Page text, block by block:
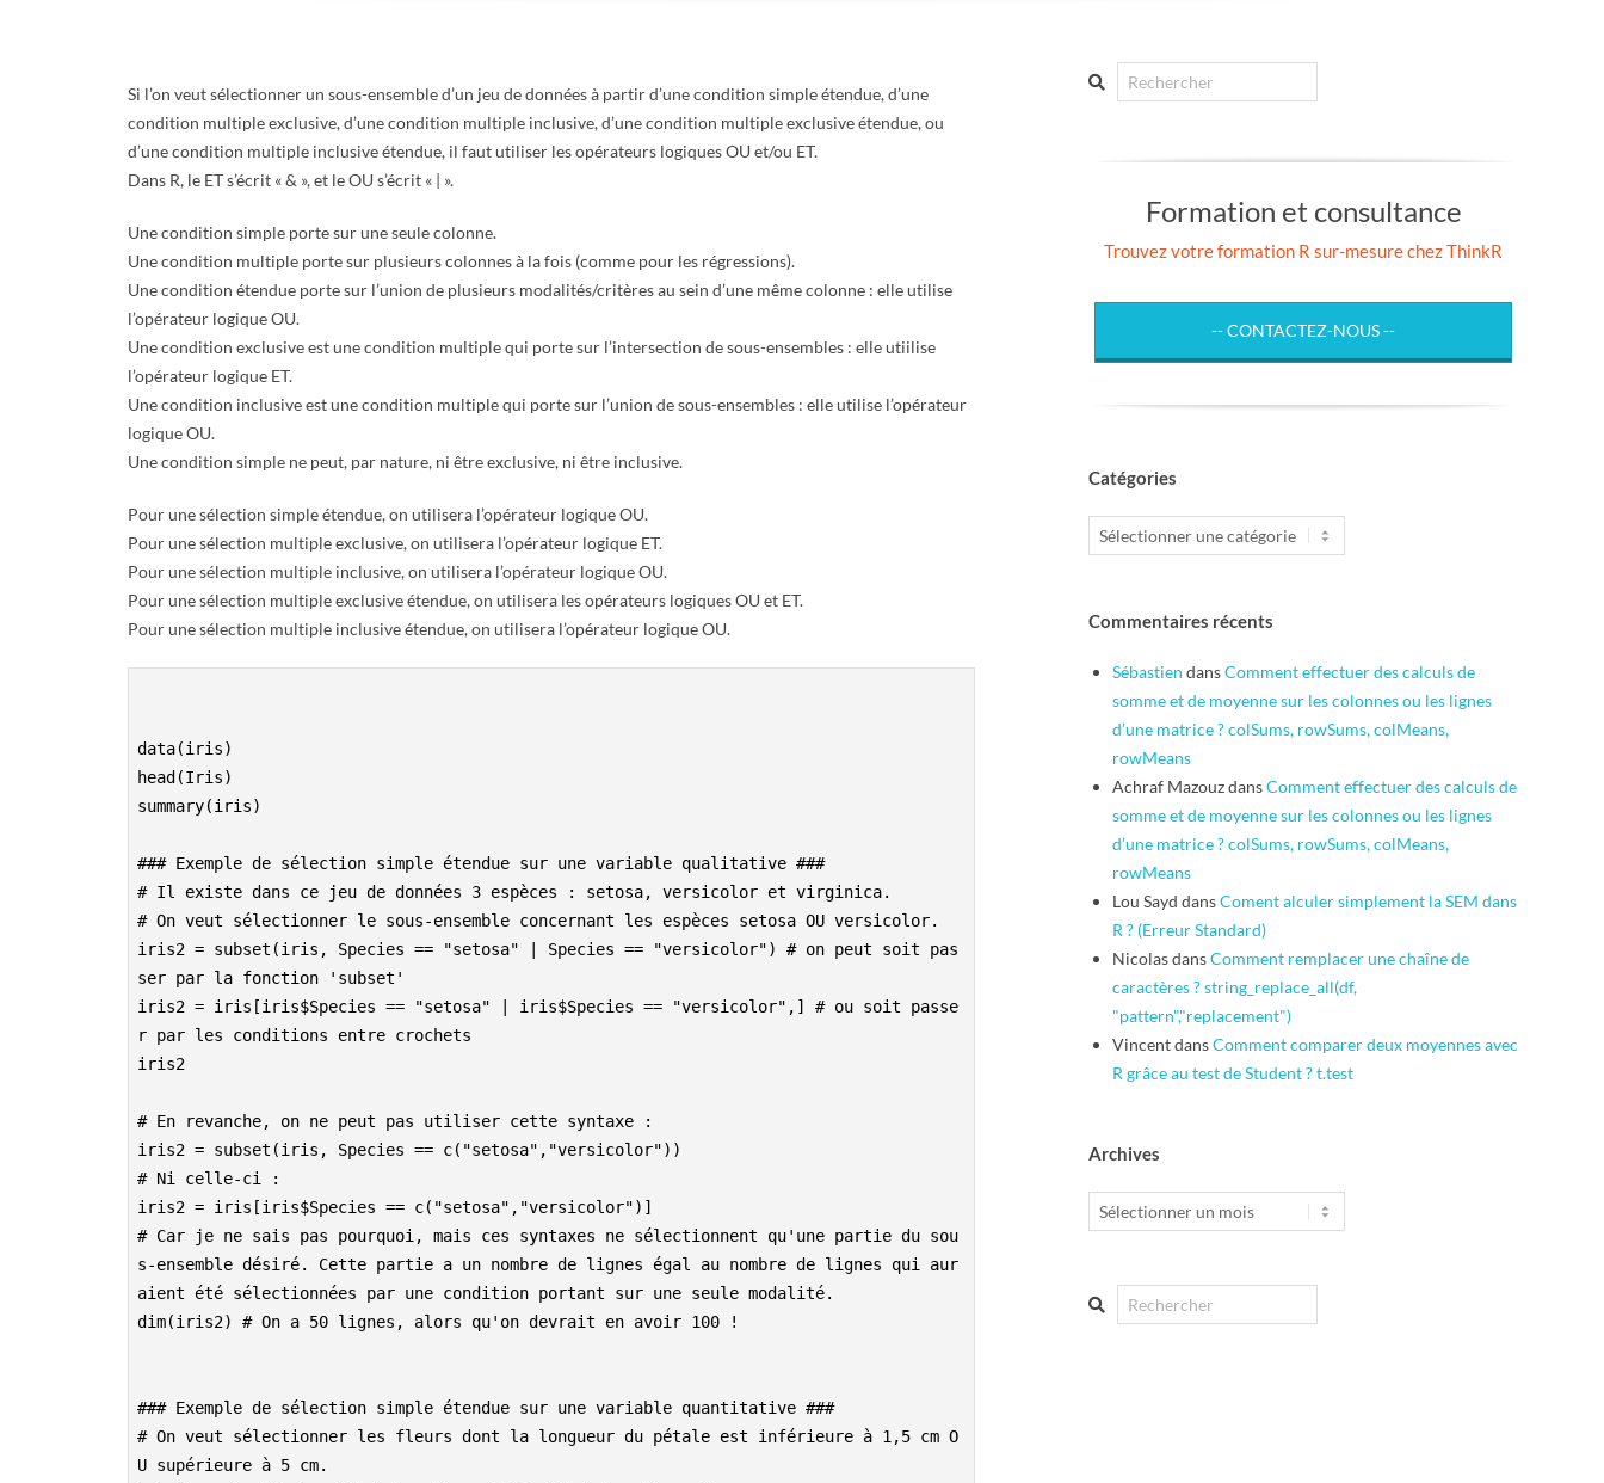
Si l’on veut sélectionner un sous-ensemble d’un jeu de données à partir d’une condition simple étendue, d’une
condition multiple exclusive, d’une condition multiple inclusive, d’une condition multiple exclusive étendue, ou
d’une condition multiple inclusive étendue, il faut utiliser les opérateurs logiques OU et/ou ET.
Dans R, le ET s’écrit « & », et le OU s’écrit « | ».
Une condition simple porte sur une seule colonne.
Une condition multiple porte sur plusieurs colonnes à la fois (comme pour les régressions).
Une condition étendue porte sur l’union de plusieurs modalités/critères au sein d’une même colonne : elle utilise
l’opérateur logique OU.
Une condition exclusive est une condition multiple qui porte sur l’intersection de sous-ensembles : elle utiilise
l’opérateur logique ET.
Une condition inclusive est une condition multiple qui porte sur l’union de sous-ensembles : elle utilise l’opérateur
logique OU.
Une condition simple ne peut, par nature, ni être exclusive, ni être inclusive.
Pour une sélection simple étendue, on utilisera l’opérateur logique OU.
Pour une sélection multiple exclusive, on utilisera l’opérateur logique ET.
Pour une sélection multiple inclusive, on utilisera l’opérateur logique OU.
Pour une sélection multiple exclusive étendue, on utilisera les opérateurs logiques OU et ET.
Pour une sélection multiple inclusive étendue, on utilisera l’opérateur logique OU.
data(iris)
head(Iris)
summary(iris)
### Exemple de sélection simple étendue sur une variable qualitative ###
# Il existe dans ce jeu de données 3 espèces : setosa, versicolor et virginica.
# On veut sélectionner le sous-ensemble concernant les espèces setosa OU versicolor.
iris2 = subset(iris, Species == "setosa" | Species == "versicolor") # on peut soit pas
ser par la fonction 'subset'
iris2 = iris[iris$Species == "setosa" | iris$Species == "versicolor",] # ou soit passe
r par les conditions entre crochets
iris2
# En revanche, on ne peut pas utiliser cette syntaxe :
iris2 = subset(iris, Species == c("setosa","versicolor"))
# Ni celle-ci :
iris2 = iris[iris$Species == c("setosa","versicolor")]
# Car je ne sais pas pourquoi, mais ces syntaxes ne sélectionnent qu'une partie du sou
s-ensemble désiré. Cette partie a un nombre de lignes égal au nombre de lignes qui aur
aient été sélectionnées par une condition portant sur une seule modalité.
dim(iris2) # On a 50 lignes, alors qu'on devrait en avoir 100 !
### Exemple de sélection simple étendue sur une variable quantitative ###
# On veut sélectionner les fleurs dont la longueur du pétale est inférieure à 1,5 cm O
U supérieure à 5 cm.
Search
Formation et consultance
Trouvez votre formation R sur-mesure chez ThinkR
-- CONTACTEZ-NOUS --
Catégories
Catégories
Commentaires récents
Sébastien dansComment effectuer des calculs de
somme et de moyenne sur les colonnes ou les lignes
d’une matrice ? colSums, rowSums, colMeans,
rowMeans
Achraf MazouzdansComment effectuer des calculs de
somme et de moyenne sur les colonnes ou les lignes
d’une matrice ? colSums, rowSums, colMeans,
rowMeans
Lou Sayd dansComent alculer simplement la SEM dans
R ? (Erreur Standard)
NicolasdansComment remplacer une chaîne de
caractères ? string_replace_all(df,
"pattern","replacement")
VincentdansComment comparer deux moyennes avec
R grâce au test de Student ? t.test
Archives
Archives
Search